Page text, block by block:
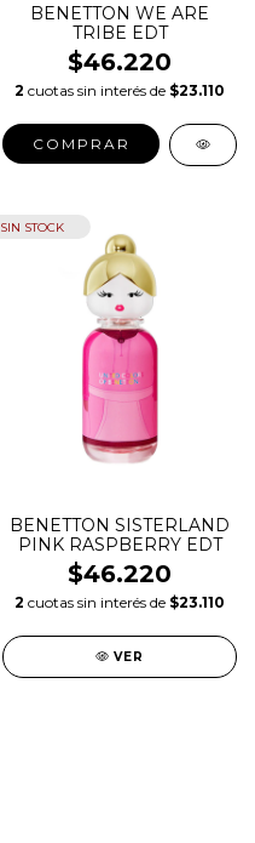
BENETTON WE ARE
TRIBE EDT
$46.220
2 cuotas sin interés de $23.110
COMPRAR
SIN STOCK
BENETTON SISTERLAND
PINK RASPBERRY EDT
$46.220
2 cuotas sin interés de $23.110
VER